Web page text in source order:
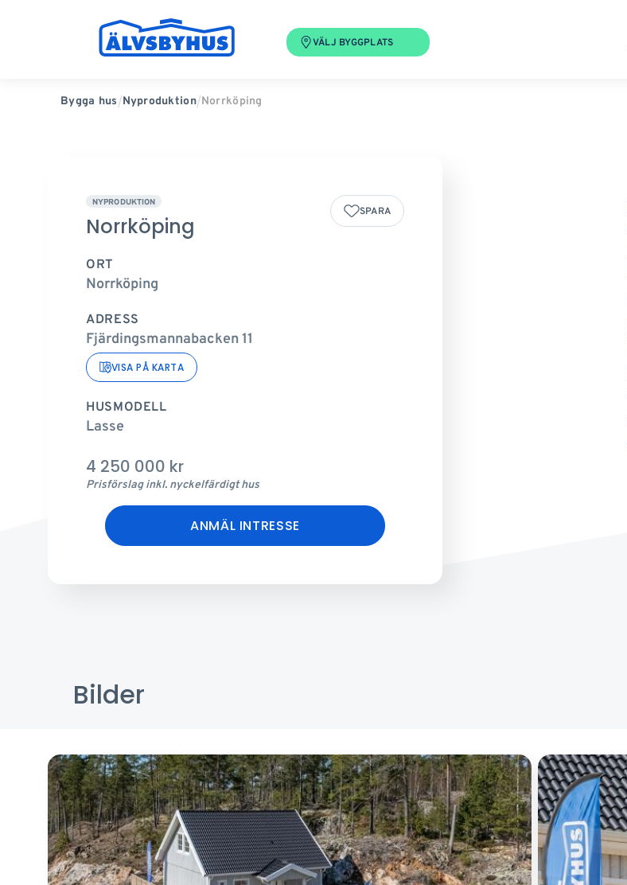
VÄLJ BYGGPLATS
Bygga hus Nyproduktion Norrköping
NYPRODUKTION
Norrköping
SPARA
ORT
Norrköping
ADRESS
Fjärdingsmannabacken 11
VISA PÅ KARTA
HUSMODELL
Lasse
4 250 000 kr
Prisförslag inkl. nyckelfärdigt hus
ANMÄL INTRESSE
Bilder